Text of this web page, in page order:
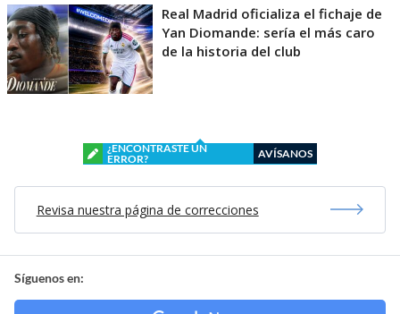
Real Madrid oficializa el fichaje de
Yan Diomande: sería el más caro
de la historia del club
¿ENCONTRASTE UN
ERROR?
AVÍSANOS
Revisa nuestra página de correcciones
Síguenos en: